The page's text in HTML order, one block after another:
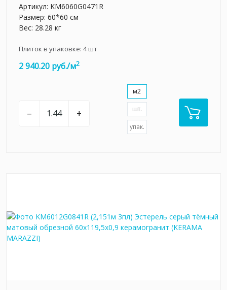
Артикул: KM6060G0471R
Размер: 60*60 см
Вес: 28.28 кг
Плиток в упаковке: 4шт
2 940.20 руб./м2
– +
м2
шт.
упак.